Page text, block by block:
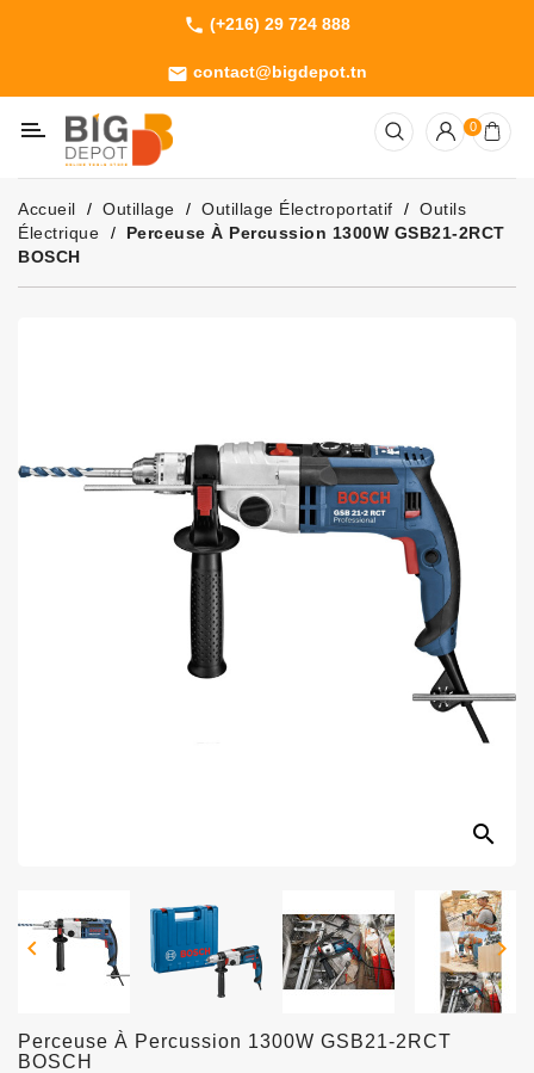
phone (+216) 29 724 888
email contact@bigdepot.tn
Machines
Outillage
Jardinage
Consommables
0
Accueil Outillage Outillage Électroportatif
Outils
Électrique
Perceuse À Percussion 1300W GSB21-2RCT
BOSCH
search
 
Perceuse À Percussion 1300W GSB21-2RCT
BOSCH